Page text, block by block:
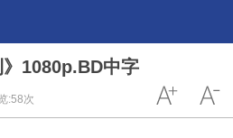
1080p.BD中字
:58次